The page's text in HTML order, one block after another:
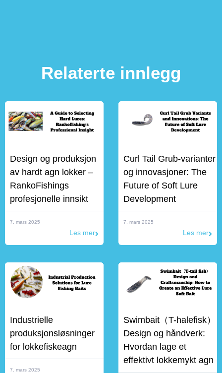
Relaterte innlegg
Design og produksjon
av hardt agn lokker –
RankoFishings
profesjonelle innsikt
7. mars 2025
Les mer
Curl Tail Grub-varianter
og innovasjoner: The
Future of Soft Lure
Development
7. mars 2025
Les mer
Industrielle
produksjonsløsninger
for lokkefiskeagn
7. mars 2025
Swimbait（T-halefisk）
Design og håndverk:
Hvordan lage et
effektivt lokkemykt agn